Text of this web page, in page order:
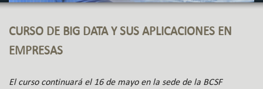
CURSO DE BIG DATA Y SUS APLICACIONES EN
EMPRESAS
El curso continuará el 16 de mayo en la sede de la BCSF